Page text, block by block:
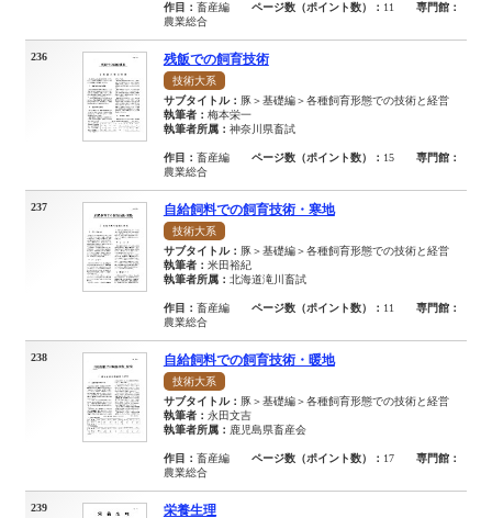
作目： 畜産編 ページ数（ポイント数）： 11
専門館：
農業総合
236 残飯での飼育技術
技術大系
サブタイトル： 豚＞基礎編＞各種飼育形態での技術と経営
執筆者： 梅本栄一
執筆者所属： 神奈川県畜試
作目： 畜産編 ページ数（ポイント数）： 15
専門館：
農業総合
237 自給飼料での飼育技術・寒地
技術大系
サブタイトル： 豚＞基礎編＞各種飼育形態での技術と経営
執筆者： 米田裕紀
執筆者所属： 北海道滝川畜試
作目： 畜産編 ページ数（ポイント数）： 11
専門館：
農業総合
238 自給飼料での飼育技術・暖地
技術大系
サブタイトル： 豚＞基礎編＞各種飼育形態での技術と経営
執筆者： 永田文吉
執筆者所属： 鹿児島県畜産会
作目： 畜産編 ページ数（ポイント数）： 17
専門館：
農業総合
239 栄養生理